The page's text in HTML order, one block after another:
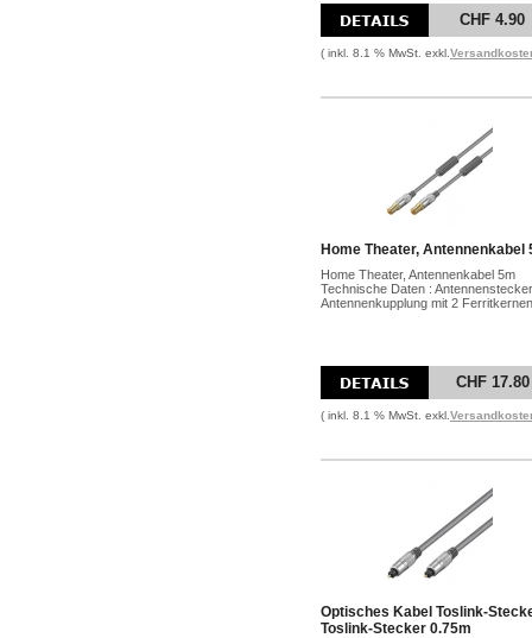
CHF 4.90
( inkl. 8.1 % MwSt. exkl.
Home Theater, Antennenkabel
Home Theater, Antennenkabel 5m
Technische Daten :
Antennenkupplung mit 2
CHF 17.80
( inkl. 8.1 % MwSt. exkl.
Optisches Kabel Toslink-
Toslink-Stecker 0.75m